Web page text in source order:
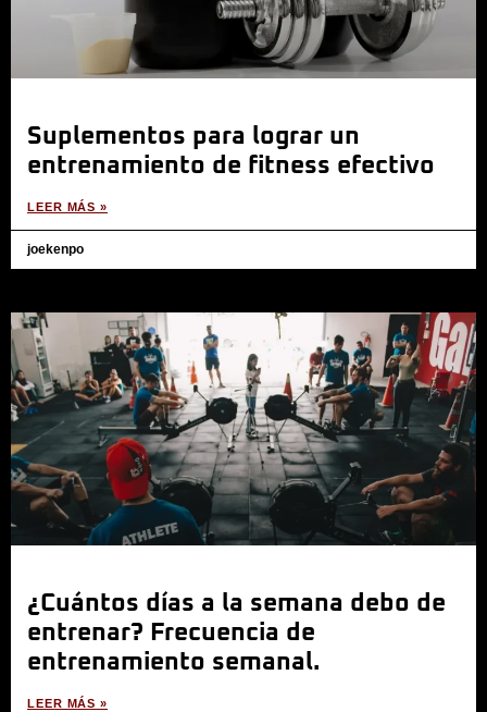
Suplementos para lograr un
entrenamiento de fitness efectivo
LEER MÁS »
joekenpo
¿Cuántos días a la semana debo de
entrenar? Frecuencia de
entrenamiento semanal.
LEER MÁS »